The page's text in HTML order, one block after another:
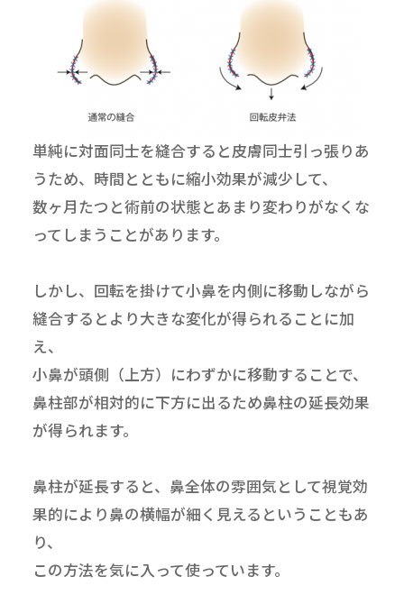
単純に対面同士を縫合すると皮膚同士引っ張りあ
うため、時間とともに縮小効果が減少して、
数ヶ月たつと術前の状態とあまり変わりがなくな
ってしまうことがあります。
しかし、回転を掛けて小鼻を内側に移動しながら
縫合するとより大きな変化が得られることに加
え、
小鼻が頭側（上方）にわずかに移動することで、
鼻柱部が相対的に下方に出るため鼻柱の延長効果
が得られます。
鼻柱が延長すると、鼻全体の雰囲気として視覚効
果的により鼻の横幅が細く見えるということもあ
り、
この方法を気に入って使っています。